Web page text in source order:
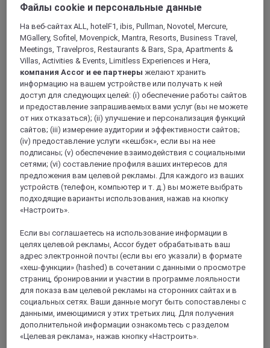
HEFEI, Китай
Mercure Hefei Huaihe Road
Mercure Hefei Huaihe Road is located on Huaihe Rd.,
Pedestrian St. of Business Circle, in the heart of Luyang
complete facilities, including restaurant, meeting rooms, 24-
hour fitness center, and self-service laundry for the
convenience of our guests. Perfect for both business and
leisure travelers.
Файлы cookie и персональные данные
На веб-сайтах ALL, hotelF1, ibis, Pullman, Novotel, Mercure,
MGallery, Sofitel, Movenpick, Mantra, Resorts, Business Travel,
Meetings, Travelpros, Restaurants & Bars, Spa, Apartments &
Villas, Activities & Events, Limitless Experiences и Hera,
компания Accor и ее партнеры желают хранить
информацию на вашем устройстве или получать к ней
доступ для следующих целей: (i) обеспечение работы сайтов
и предоставление запрашиваемых вами услуг (вы не можете
от них отказаться); (ii) улучшение и персонализация функций
сайтов; (iii) измерение аудитории и эффективности сайтов;
(iv) предоставление услуги «кешбэк», если вы на нее
подписаны; (v) обеспечение взаимодействия с социальными
сетями; (vi) составление профиля ваших интересов для
предложения вам целевой рекламы. Для каждого из ваших
устройств (телефон, компьютер и т. д.) вы можете выбрать
подходящие варианты использования, нажав на кнопку
«Настроить».
Если вы соглашаетесь на использование информации в
целях целевой рекламы, Accor будет обрабатывать ваш
адрес электронной почты (если вы его указали) в формате
«хеш-функции» (hashed) в сочетании с данными о просмотре
страниц, бронировании и участии в программе лояльности
для показа вам целевой рекламы на сторонних сайтах и в
социальных сетях. Ваши данные могут быть сопоставлены с
данными, имеющимися у этих третьих лиц. Для получения
дополнительной информации ознакомьтесь с разделом
«Целевая реклама», нажав кнопку «Настроить».